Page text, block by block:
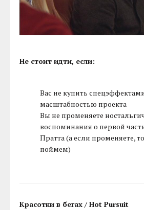
Не стоит идти, если:
Вас не купить
масштабностью проекта
Вы не променяете
воспоминания о первой
Пратта (а если променяете,
поймем)
Красотки в бегах / Hot Pursuit